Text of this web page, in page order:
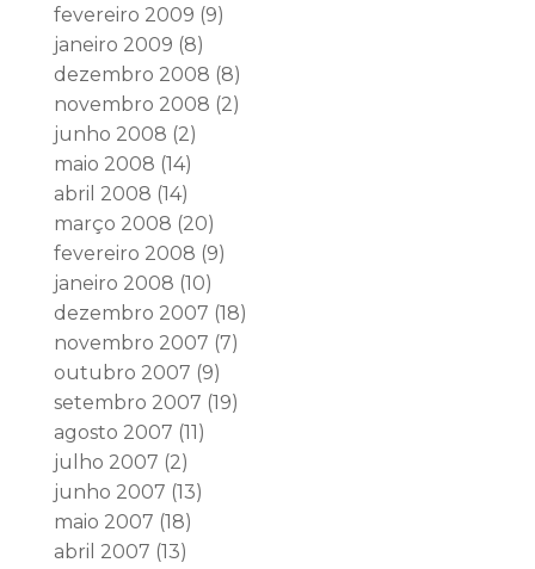
fevereiro 2009 (9)
janeiro 2009 (8)
dezembro 2008 (8)
novembro 2008 (2)
junho 2008 (2)
maio 2008 (14)
abril 2008 (14)
março 2008 (20)
fevereiro 2008 (9)
janeiro 2008 (10)
dezembro 2007 (18)
novembro 2007 (7)
outubro 2007 (9)
setembro 2007 (19)
agosto 2007 (11)
julho 2007 (2)
junho 2007 (13)
maio 2007 (18)
abril 2007 (13)